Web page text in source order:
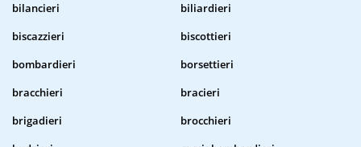
bilancieri
biliardieri
biscazzieri
biscottieri
bombardieri
borsettieri
bracchieri
bracieri
brigadieri
brocchieri